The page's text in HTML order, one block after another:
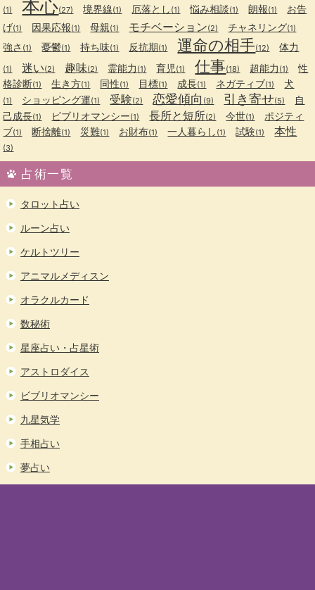
(1) 本心(27) 境界線(1) 厄落とし (1) 悩み相談(1) 朗報(1)
お告
げ(1) 因果応報(1) 母親(1) モチベーション(2) チャネリング(1)
強さ (1) 憂鬱(1) 持ち味(1) 反抗期(1) 運命の相手(12) 体力
(1) 迷い(2) 趣味(2) 霊能力 (1) 育児 (1) 仕事(18) 超能力 (1)
性
格診断(1) 生き方(1) 同性(1) 目標(1) 成長(1) ネガティブ(1) 犬
(1) ショッピング運(1) 受験(2) 恋愛傾向 (9) 引き寄せ(5)
自
己成長(1) ビブリオマンシー(1) 長所と短所(2) 今世(1)
ポジティ
ブ(1) 断捨離(1) 災難(1) お財布(1) 一人暮らし (1) 試験(1) 本性
(3)
占術一覧
タロット占い
ルーン占い
ケルトツリー
アニマルメディスン
オラクルカード
数秘術
星座占い・占星術
アストロダイス
ビブリオマンシー
九星気学
手相占い
夢占い